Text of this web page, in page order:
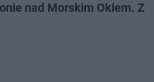
nad Morskim Okiem.